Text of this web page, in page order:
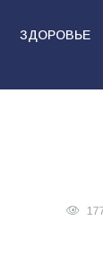
ЗДОРОВЬЕ